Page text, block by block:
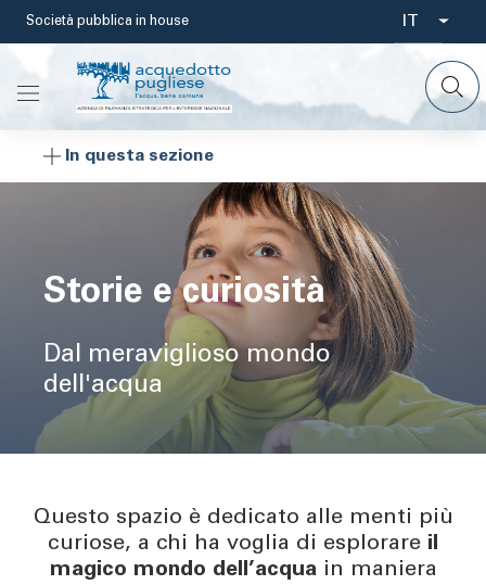
Salta
contenuto
principale
Società pubblica in house
Select
your
IT
In questa sezione
Storie e curiosità
Dal meraviglioso mondo
dell'acqua
Questo spazio è dedicato alle menti più
curiose, a chi ha voglia di esplorare il
magico mondo dell’acquain maniera